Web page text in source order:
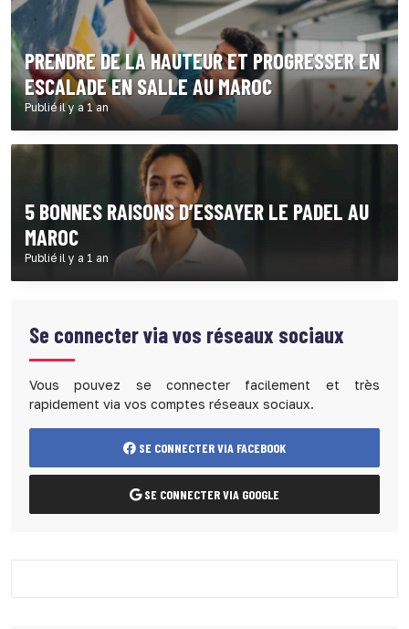
PRENDRE DE LA HAUTEUR ET PROGRESSER EN
ESCALADE EN SALLE AU MAROC
Publié il y a 1 an
5 BONNES RAISONS D’ESSAYER LE PADEL AU
MAROC
Publié il y a 1 an
Se connecter via vos réseaux sociaux
Vous pouvez se connecter facilement et très
rapidement via vos comptes réseaux sociaux.
SE CONNECTER VIA FACEBOOK
SE CONNECTER VIA GOOGLE